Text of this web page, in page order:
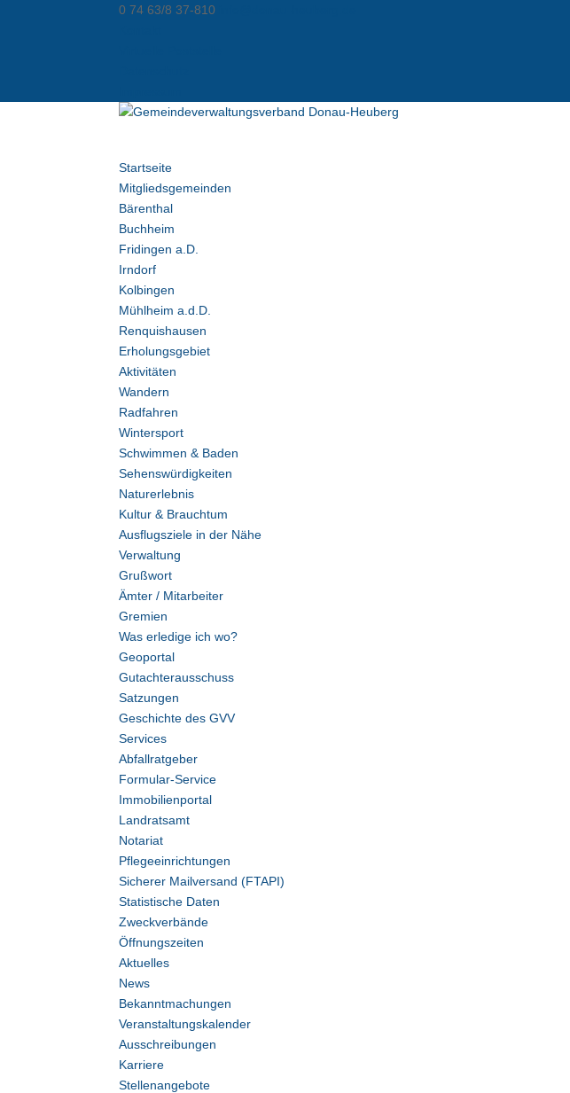
0 74 63/8 37-810
Startseite
Mitgliedsgemeinden
Bärenthal
Buchheim
Fridingen a.D.
Irndorf
Kolbingen
Mühlheim a.d.D.
Renquishausen
Erholungsgebiet
Aktivitäten
Wandern
Radfahren
Wintersport
Schwimmen & Baden
Sehenswürdigkeiten
Naturerlebnis
Kultur & Brauchtum
Ausflugsziele in der Nähe
Verwaltung
Grußwort
Ämter / Mitarbeiter
Gremien
Was erledige ich wo?
Geoportal
Gutachterausschuss
Satzungen
Geschichte des GVV
Services
Abfallratgeber
Formular-Service
Immobilienportal
Landratsamt
Notariat
Pflegeeinrichtungen
Sicherer Mailversand (FTAPI)
Statistische Daten
Zweckverbände
Öffnungszeiten
Aktuelles
News
Bekanntmachungen
Veranstaltungskalender
Ausschreibungen
Karriere
Stellenangebote